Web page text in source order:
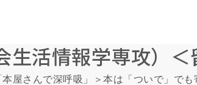
生活情報学専攻）
本屋さんで深呼吸」＞本は「ついで」で